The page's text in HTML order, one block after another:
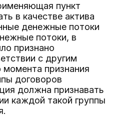
пункт
в качестве актива
денежные потоки
потоки, в
признано
с другим
признания
договоров
должна признавать
каждой такой группы